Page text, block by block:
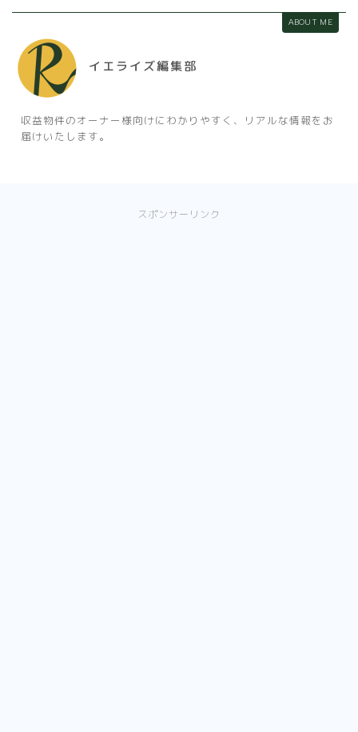
ABOUT ME
イエライズ編集部
収益物件のオーナー様向けにわかりやすく、リアルな情報をお
届けいたします。
スポンサーリンク